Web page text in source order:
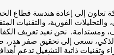
إلى إعادة هندسة قطاع
والتحليلات الفورية، والتقنيات
ومستدامة. نحن نعيد تعريف
نسعى إلى تحقيق صفر هدر،